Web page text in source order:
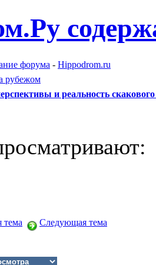
форума - Hippodrom.ru
рубежом
и реальность скакового
тема Следующая тема